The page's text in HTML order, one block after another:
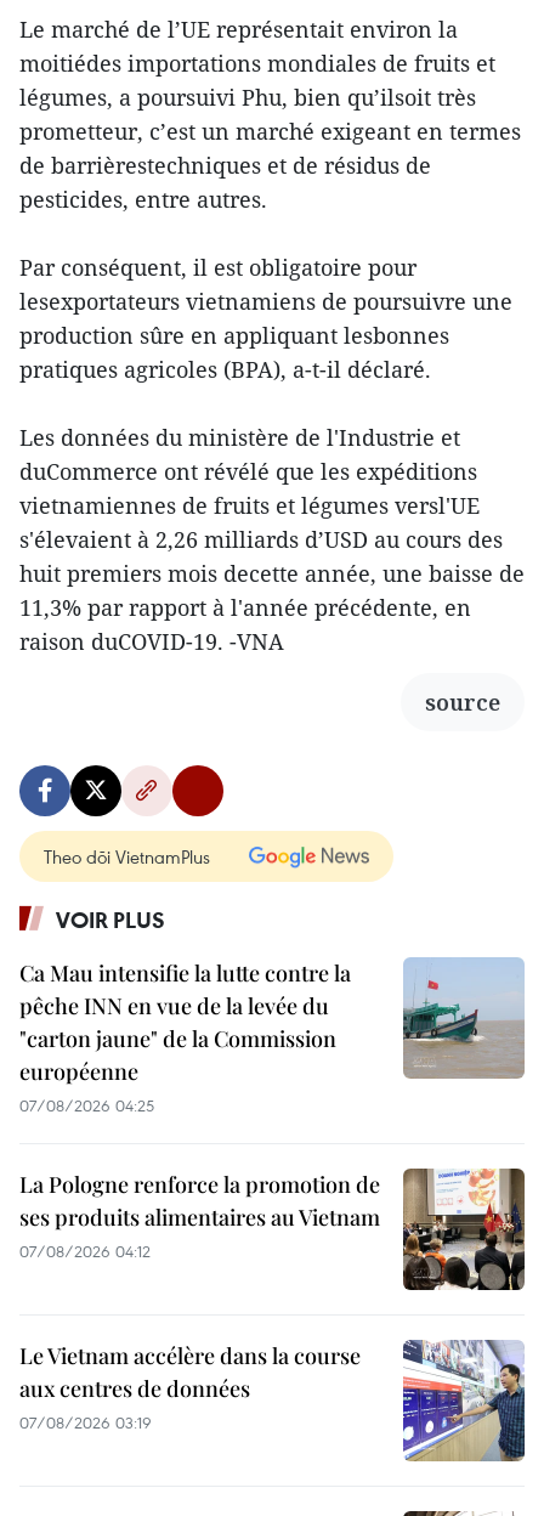
Le marché de l’UE représentait environ la
moitiédes importations mondiales de fruits et
légumes, a poursuivi Phu, bien qu’ilsoit très
prometteur, c’est un marché exigeant en termes
de barrièrestechniques et de résidus de
pesticides, entre autres.
Par conséquent, il est obligatoire pour
lesexportateurs vietnamiens de poursuivre une
production sûre en appliquant lesbonnes
pratiques agricoles (BPA), a-t-il déclaré.
Les données du ministère de l'Industrie et
duCommerce ont révélé que les expéditions
vietnamiennes de fruits et légumes versl'UE
s'élevaient à 2,26 milliards d’USD au cours des
huit premiers mois decette année, une baisse de
11,3% par rapport à l'année précédente, en
raison duCOVID-19. -VNA
source
Theo dõi VietnamPlus
VOIR PLUS
Ca Mau intensifie la lutte contre la
pêche INN en vue de la levée du
"carton jaune" de la Commission
européenne
07/08/2026 04:25
La Pologne renforce la promotion de
ses produits alimentaires au Vietnam
07/08/2026 04:12
Le Vietnam accélère dans la course
aux centres de données
07/08/2026 03:19